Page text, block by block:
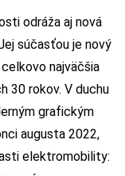
odráža aj nová
súčasťou je nový
najväčšia
30 rokov. V duchu
grafickým
augusta 2022,
elektromobility: